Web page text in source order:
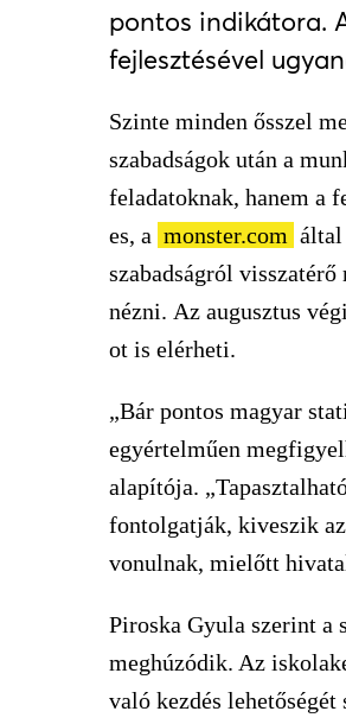
pontos indikátora.
fejlesztésével
Szinte minden ősszel
szabadságok után a
feladatoknak, hanem a
es, a monster.com által
szabadságról
nézni. Az augusztus
ot is elérheti.
„Bár pontos magyar
egyértelműen
alapítója.
fontolgatják, kiveszik az
vonulnak, mielőtt
Piroska Gyula szerint
meghúzódik. Az
való kezdés